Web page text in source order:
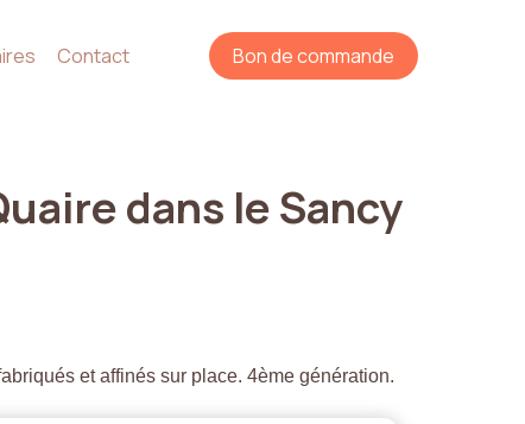
Contact Bon de commande
dans leSancy
et affinés sur place. 4ème génération.